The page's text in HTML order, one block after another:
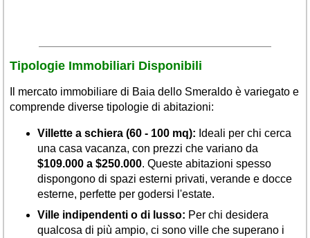
Tipologie Immobiliari Disponibili
Il mercato immobiliare di Baia dello Smeraldo è variegato e
comprende diverse tipologie di abitazioni:
Villette a schiera (60 - 100 mq): Ideali per chi cerca
una casa vacanza, con prezzi che variano da
$109.000 a $250.000. Queste abitazioni spesso
dispongono di spazi esterni privati, verande e docce
esterne, perfette per godersi l'estate.
Ville indipendenti o di lusso: Per chi desidera
qualcosa di più ampio, ci sono ville che superano i